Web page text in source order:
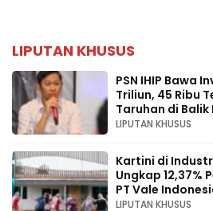
LIPUTAN KHUSUS
PSN IHIP Bawa
Triliun, 45 Ribu
Taruhan di Balik
LIPUTAN KHUSUS
Kartini di
Ungkap 12,37%
PT Vale
LIPUTAN KHUSUS